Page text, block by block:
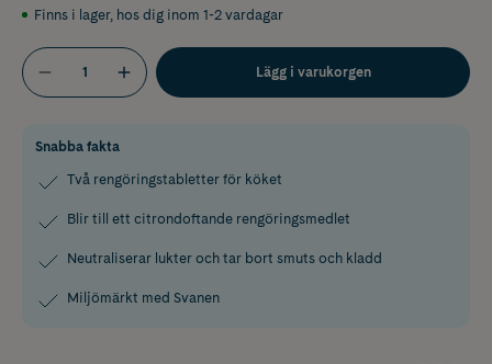
Finns i lager, hos dig inom 1-2 vardagar
Lägg i varukorgen
Snabba fakta
Två rengöringstabletter för köket
Blir till ett citrondoftande rengöringsmedlet
Neutraliserar lukter och tar bort smuts och kladd
Miljömärkt med Svanen